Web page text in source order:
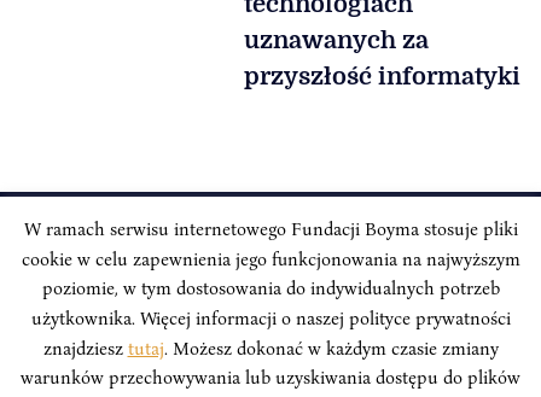
uznawanych za
przyszłość informatyki
INSTYTUT BOYMA / Asian Century
Adres korespondencyjny: ul. Freta 11/5, 00-027 Warszawa
Odwiedź nas w mediach społecznościowych:
W ramach serwisu internetowego Fundacji Boyma stosuje pliki
cookie w celu zapewnienia jego funkcjonowania na najwyższym
poziomie, w tym dostosowania do indywidualnych potrzeb
użytkownika. Więcej informacji o naszej polityce prywatności
znajdziesz tutaj. Możesz dokonać w każdym czasie zmiany
warunków przechowywania lub uzyskiwania dostępu do plików